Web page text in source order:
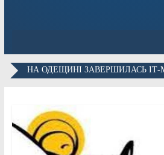
НА ОДЕЩИНІ ЗАВЕРШИЛАСЬ ІТ-